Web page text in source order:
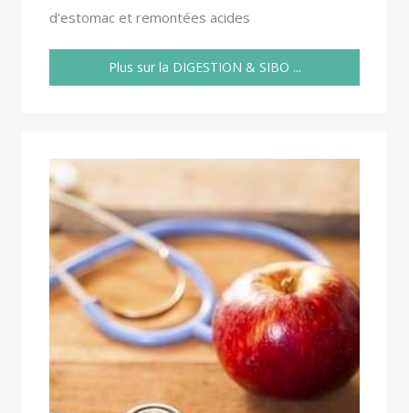
d'estomac et remontées acides
Plus sur la DIGESTION & SIBO ...